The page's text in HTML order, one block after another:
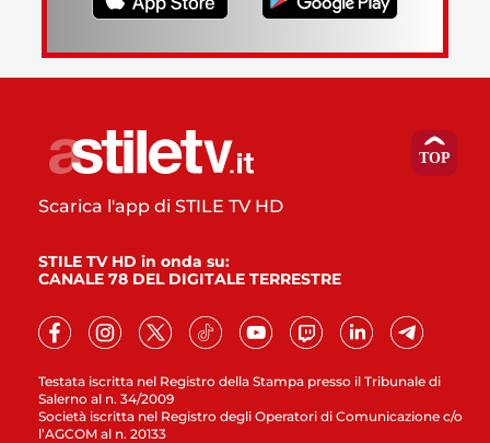
Testata iscritta nel Registro della Stampa presso il Tribunale di
Salerno al n. 34/2009
Società iscritta nel Registro degli Operatori di Comunicazione c/o
l’AGCOM al n. 20133
Scarica l'app di STILE TV HD
STILE TV HD in onda su:
CANALE 78 DEL DIGITALE TERRESTRE